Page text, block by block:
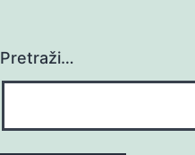
Pretraži…